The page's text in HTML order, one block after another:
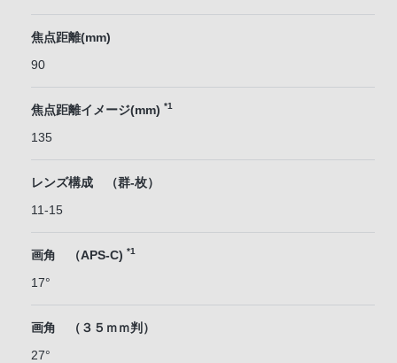
焦点距離(mm)
90
焦点距離イメージ(mm) *1
135
レンズ構成 （群-枚）
11-15
画角 （APS-C) *1
17°
画角 （３５ｍｍ判）
27°